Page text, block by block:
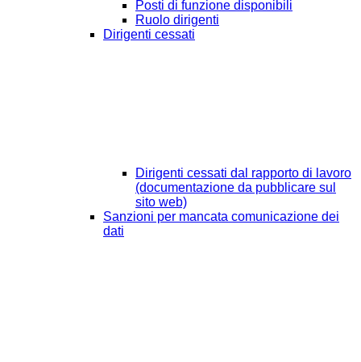
Posti di funzione disponibili
Ruolo dirigenti
Dirigenti cessati
Dirigenti cessati dal rapporto di lavoro
(documentazione da pubblicare sul
sito web)
Sanzioni per mancata comunicazione dei
dati